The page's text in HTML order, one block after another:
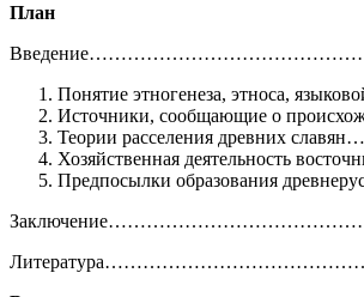
План
Понятие этногенеза, этноса,
Источники, сообщающие о
Теории расселения
Хозяйственная деятельность
Предпосылки образования